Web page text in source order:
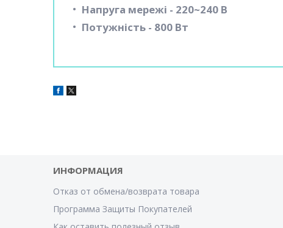
Напруга мережі - 220~240 В
Потужність - 800 Вт
ИНФОРМАЦИЯ
Отказ от обмена/возврата товара
Программа Защиты Покупателей